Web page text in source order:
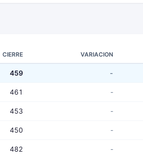
CIERRE VARIACION
459 -
461 -
453 -
450 -
482 -